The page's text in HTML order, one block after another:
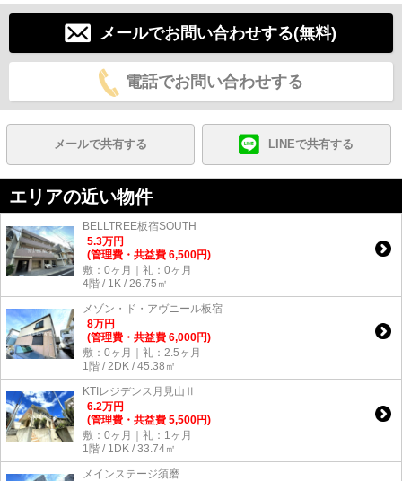
メールでお問い合わせする(無料)
電話でお問い合わせする
メールで共有する LINEで共有する
エリアの近い物件
BELLTREE板宿SOUTH
5.3万円
(管理費・共益費 6,500円)
敷：0ヶ月｜礼：0ヶ月
4階 / 1K / 26.75㎡
メゾン・ド・アヴニール板宿
8万円
(管理費・共益費 6,000円)
敷：0ヶ月｜礼：2.5ヶ月
1階 / 2DK / 45.38㎡
KTIレジデンス月見山Ⅱ
6.2万円
(管理費・共益費 5,500円)
敷：0ヶ月｜礼：1ヶ月
1階 / 1DK / 33.74㎡
メインステージ須磨